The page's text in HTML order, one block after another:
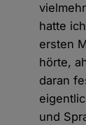
hatte
ersten
hörte,
daran
und